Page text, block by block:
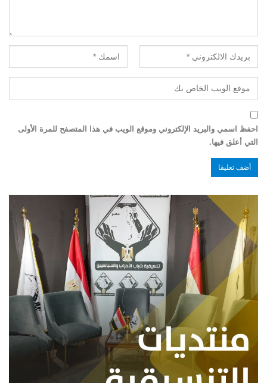
احفظ اسمي والبريد الإلكتروني وموقع الويب في هذا المتصفح للمرة الأولى
التي أعلق فيها.